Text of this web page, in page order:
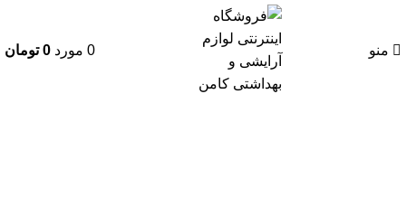
منو 0 مورد 0 تومان